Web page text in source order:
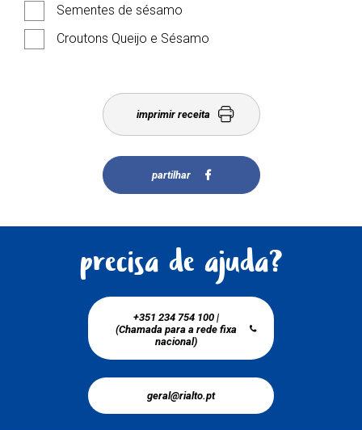
Sementes de sésamo
Croutons Queijo e Sésamo
imprimir receita
partilhar
precisa de ajuda?
+351 234 754 100 |
(Chamada para a rede fixa
nacional)
geral@rialto.pt